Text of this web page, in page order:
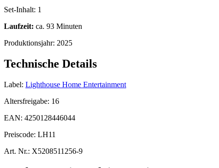
Set-Inhalt: 1
Laufzeit: ca. 93 Minuten
Produktionsjahr: 2025
Technische Details
Label: Lighthouse Home Entertainment
Altersfreigabe: 16
EAN: 4250128446044
Preiscode: LH11
Art. Nr.: X5208511256-9